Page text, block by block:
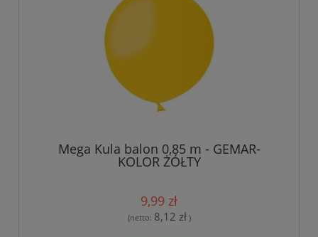
Mega Kula balon 0,85 m - GEMAR-
KOLOR ŻÓŁTY
9,99 zł
(netto: 8,12 zł)